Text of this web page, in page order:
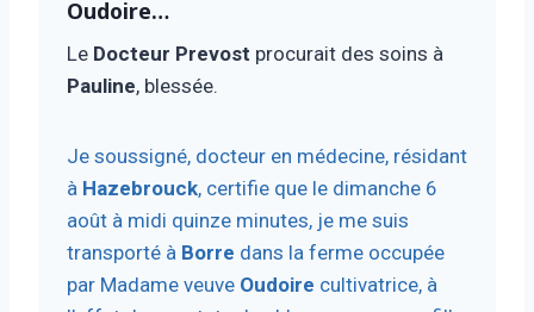
Oudoire…
Le Docteur Prevost procurait des soins à
Pauline, blessée.
Je soussigné, docteur en médecine, résidant
à Hazebrouck, certifie que le dimanche 6
août à midi quinze minutes, je me suis
transporté à Borre dans la ferme occupée
par Madame veuve Oudoire cultivatrice, à